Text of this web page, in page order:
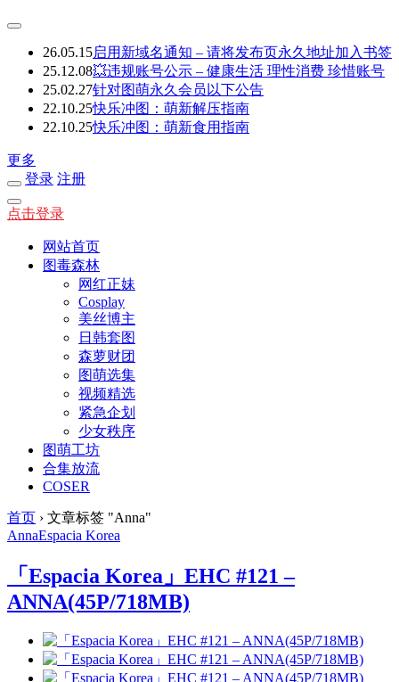
26.05.15启用新域名通知 – 请将发布页永久地址加入书签
25.12.08💥违规账号公示 – 健康生活 理性消费 珍惜账号
25.02.27针对图萌永久会员以下公告
22.10.25快乐冲图：萌新解压指南
22.10.25快乐冲图：萌新食用指南
更多
登录 注册
点击登录
网站首页
图毒森林
网红正妹
Cosplay
美丝博主
日韩套图
森萝财团
图萌选集
视频精选
紧急企划
少女秩序
图萌工坊
合集放流
COSER
首页 › 文章标签 "Anna"
AnnaEspacia Korea
「Espacia Korea」EHC #121 –
ANNA(45P/718MB)